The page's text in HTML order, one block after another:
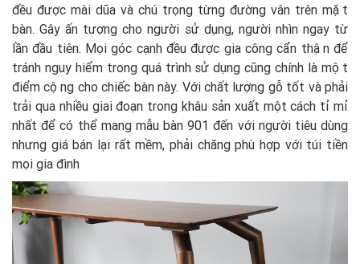
đều được mài dũa và chú trọng từng đường vân trên mặt
bàn. Gây ấn tượng cho người sử dụng, người nhìn ngay từ
lần đầu tiên. Mọi góc cạnh đều được gia công cẩn thận để
tránh nguy hiểm trong quá trình sử dụng cũng chính là một
điểm cộng cho chiếc bàn này. Với chất lượng gỗ tốt và phải
trải qua nhiều giai đoạn trong khâu sản xuất một cách tỉ mỉ
nhất để có thể mang mẫu bàn 901 đến với người tiêu dùng
nhưng giá bán lại rất mềm, phải chăng phù hợp với túi tiền
mọi gia đình